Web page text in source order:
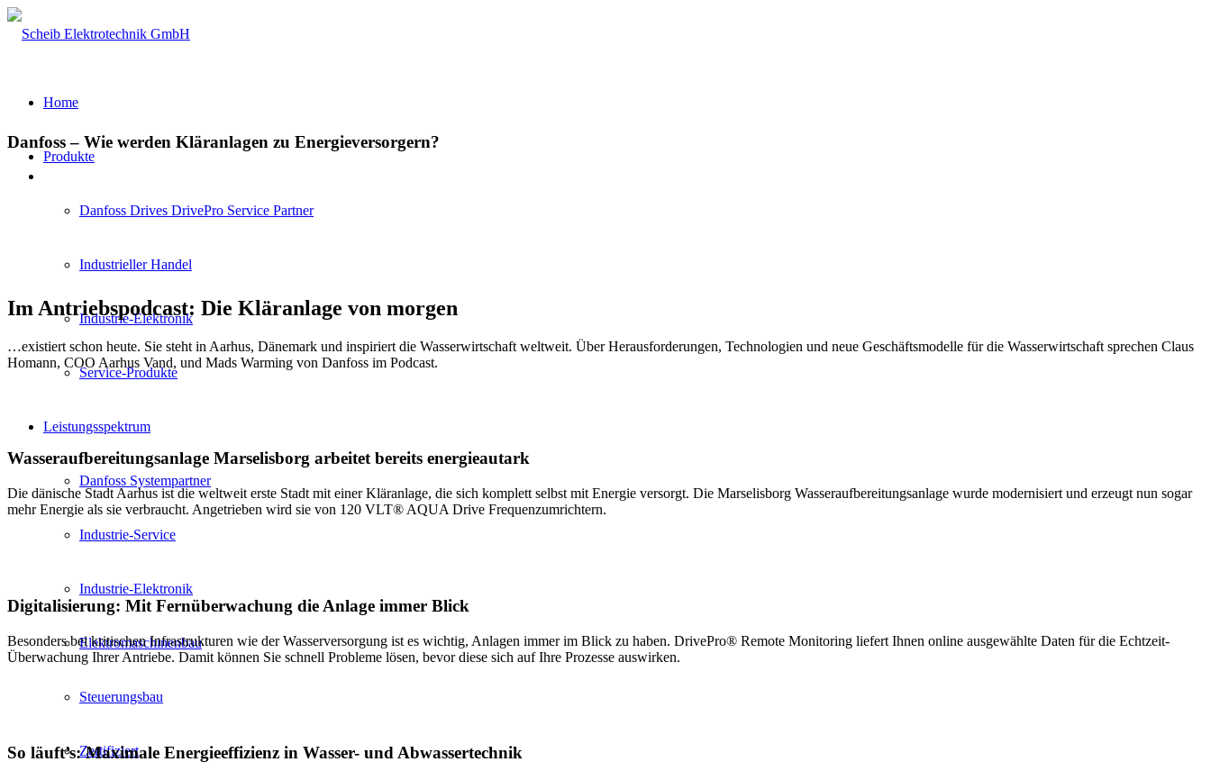
Home
Produkte
Danfoss Drives DrivePro Service Partner
Industrieller Handel
Industrie-Elektronik
Service-Produkte
Leistungsspektrum
Danfoss Systempartner
Industrie-Service
Industrie-Elektronik
Elektromaschinenbau
Steuerungsbau
Zertifiziert
Danfoss – Wie werden Kläranlagen zu Energieversorgern?
Im Antriebspodcast: Die Kläranlage von morgen
…existiert schon heute. Sie steht in Aarhus, Dänemark und inspiriert die Wasserwirtschaft weltweit. Über Herausforderungen, Technologien und neue Geschäftsmodelle für die Wasserwirtschaft sprechen Claus
Homann, COO Aarhus Vand, und Mads Warming von Danfoss im Podcast.
Wasseraufbereitungsanlage Marselisborg arbeitet bereits energieautark
Die dänische Stadt Aarhus ist die weltweit erste Stadt mit einer Kläranlage, die sich komplett selbst mit Energie versorgt. Die Marselisborg Wasseraufbereitungsanlage wurde modernisiert und erzeugt nun sogar
mehr Energie als sie verbraucht. Angetrieben wird sie von 120 VLT® AQUA Drive Frequenzumrichtern.
Digitalisierung: Mit Fernüberwachung die Anlage immer Blick
Besonders bei kritischen Infrastrukturen wie der Wasserversorgung ist es wichtig, Anlagen immer im Blick zu haben. DrivePro® Remote Monitoring liefert Ihnen online ausgewählte Daten für die Echtzeit-
Überwachung Ihrer Antriebe. Damit können Sie schnell Probleme lösen, bevor diese sich auf Ihre Prozesse auswirken.
So läuft’s: Maximale Energieeffizienz in Wasser- und Abwassertechnik